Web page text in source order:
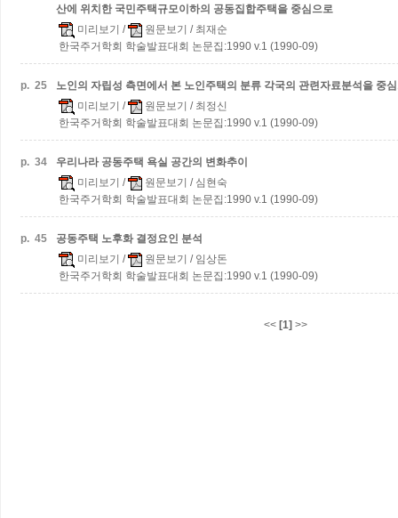
산에 위치한 국민주택규모이하의 공동집합주택을 중심으로
미리보기 / 원문보기 / 최재순
한국주거학회 학술발표대회 논문집:1990 v.1 (1990-09)
p. 25 노인의 자립성 측면에서 본 노인주택의 분류 각국의 관련자료분석을 중
미리보기 / 원문보기 / 최정신
한국주거학회 학술발표대회 논문집:1990 v.1 (1990-09)
p. 34
우리나라 공동주택 욕실 공간의 변화추이
미리보기 / 원문보기 / 심현숙
한국주거학회 학술발표대회 논문집:1990 v.1 (1990-09)
p. 45
공동주택 노후화 결정요인 분석
미리보기 / 원문보기 / 임상돈
한국주거학회 학술발표대회 논문집:1990 v.1 (1990-09)
<< [1] >>